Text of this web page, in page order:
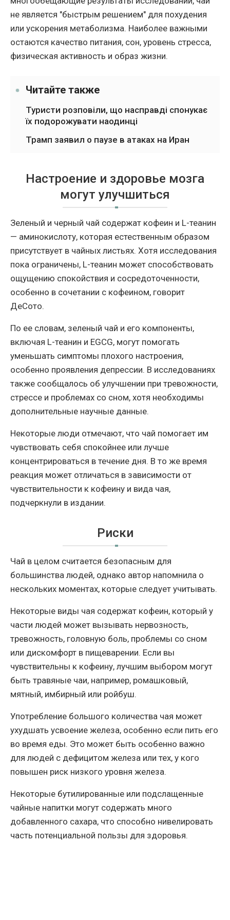
не является "быстрым решением" для похудения
или ускорения метаболизма. Наиболее важными
остаются качество питания, сон, уровень стресса,
физическая активность и образ жизни.
Читайте также
Туристи розповіли, що насправді спонукає
їх подорожувати наодинці
Трамп заявил о паузе в атаках на Иран
Настроение и здоровье мозга
могут улучшиться
Зеленый и черный чай содержат кофеин и L-теанин
— аминокислоту, которая естественным образом
присутствует в чайных листьях. Хотя исследования
пока ограничены, L-теанин может способствовать
ощущению спокойствия и сосредоточенности,
особенно в сочетании с кофеином, говорит
ДеСото.
По ее словам, зеленый чай и его компоненты,
включая L-теанин и EGCG, могут помогать
уменьшать симптомы плохого настроения,
особенно проявления депрессии. В исследованиях
также сообщалось об улучшении при тревожности,
стрессе и проблемах со сном, хотя необходимы
дополнительные научные данные.
Некоторые люди отмечают, что чай помогает им
чувствовать себя спокойнее или лучше
концентрироваться в течение дня. В то же время
реакция может отличаться в зависимости от
чувствительности к кофеину и вида чая,
подчеркнули в издании.
Риски
Чай в целом считается безопасным для
большинства людей, однако автор напомнила о
нескольких моментах, которые следует учитывать.
Некоторые виды чая содержат кофеин, который у
части людей может вызывать нервозность,
тревожность, головную боль, проблемы со сном
или дискомфорт в пищеварении. Если вы
чувствительны к кофеину, лучшим выбором могут
быть травяные чаи, например, ромашковый,
мятный, имбирный или ройбуш.
Употребление большого количества чая может
ухудшать усвоение железа, особенно если пить его
во время еды. Это может быть особенно важно
для людей с дефицитом железа или тех, у кого
повышен риск низкого уровня железа.
Некоторые бутилированные или подслащенные
чайные напитки могут содержать много
добавленного сахара, что способно нивелировать
часть потенциальной пользы для здоровья.